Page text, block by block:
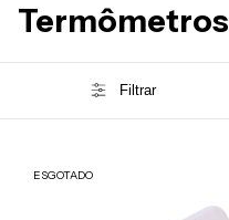
Termômetros
Filtrar
ESGOTADO